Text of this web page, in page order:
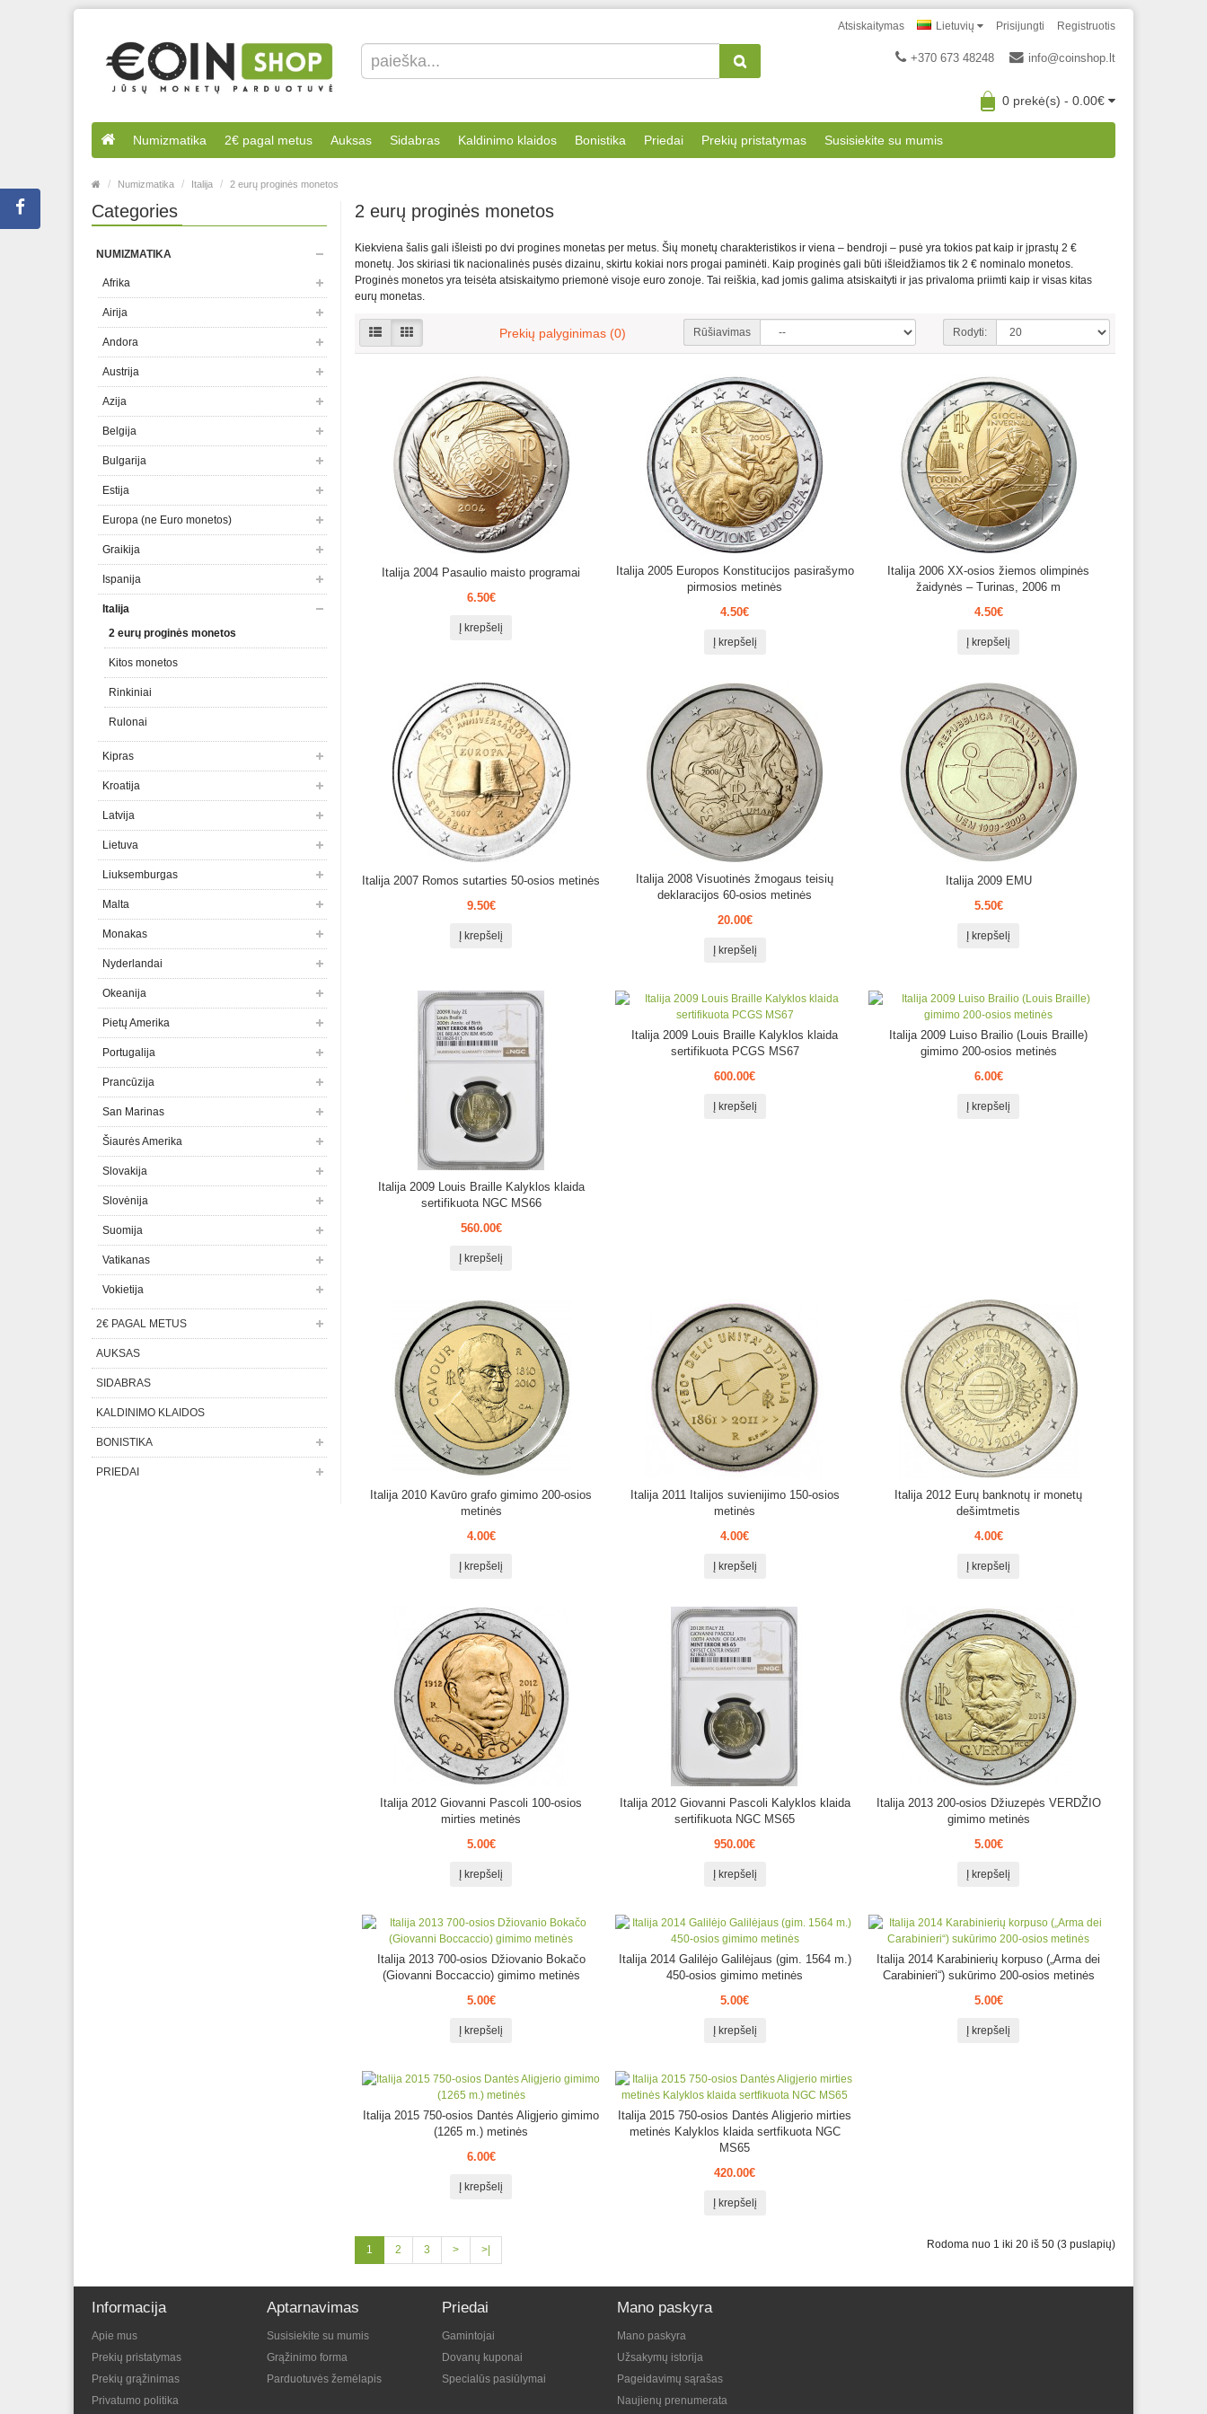
Prisijungti Registruotis
Atsiskaitymas Lietuvių
+370 673 48248 info@coinshop.lt
0 prekė(s) - 0.00€
Numizmatika 2€ pagal metus Auksas Sidabras Kaldinimo klaidos Bonistika Priedai Prekių pristatymas Susisiekite su mumis
Numizmatika Italija 2 eurų proginės monetos
Categories
NUMIZMATIKA
Afrika
Airija
Andora
Austrija
Azija
Belgija
Bulgarija
Estija
Europa (ne Euro monetos)
Graikija
Ispanija
Italija
2 eurų proginės monetos
Kitos monetos
Rinkiniai
Rulonai
Kipras
Kroatija
Latvija
Lietuva
Liuksemburgas
Malta
Monakas
Nyderlandai
Okeanija
Pietų Amerika
Portugalija
Prancūzija
San Marinas
Šiaurės Amerika
Slovakija
Slovėnija
Suomija
Vatikanas
Vokietija
2€ PAGAL METUS
AUKSAS
SIDABRAS
KALDINIMO KLAIDOS
BONISTIKA
PRIEDAI
2 eurų proginės monetos
Kiekviena šalis gali išleisti po dvi progines monetas per metus. Šių monetų charakteristikos ir viena – bendroji – pusė yra tokios pat kaip ir įprastų 2 €
monetų. Jos skiriasi tik nacionalinės pusės dizainu, skirtu kokiai nors progai paminėti. Kaip proginės gali būti išleidžiamos tik 2 € nominalo monetos.
Proginės monetos yra teisėta atsiskaitymo priemonė visoje euro zonoje. Tai reiškia, kad jomis galima atsiskaityti ir jas privaloma priimti kaip ir visas kitas
eurų monetas.
Prekių palyginimas (0) Rūšiavimas Rodyti:
Italija 2004 Pasaulio maisto programai
6.50€
Į krepšelį
Italija 2005 Europos Konstitucijos pasirašymo
pirmosios metinės
4.50€
Į krepšelį
Italija 2006 XX-osios žiemos olimpinės
žaidynės – Turinas, 2006 m
4.50€
Į krepšelį
Italija 2007 Romos sutarties 50-osios metinės
9.50€
Į krepšelį
Italija 2008 Visuotinės žmogaus teisių
deklaracijos 60-osios metinės
20.00€
Į krepšelį
Italija 2009 EMU
5.50€
Į krepšelį
Italija 2009 Louis Braille Kalyklos klaida
sertifikuota NGC MS66
560.00€
Į krepšelį
Italija 2009 Louis Braille Kalyklos klaida
sertifikuota PCGS MS67
600.00€
Į krepšelį
Italija 2009 Luiso Brailio (Louis Braille)
gimimo 200-osios metinės
6.00€
Į krepšelį
Italija 2010 Kavūro grafo gimimo 200-osios
metinės
4.00€
Į krepšelį
Italija 2011 Italijos suvienijimo 150‑osios
metinės
4.00€
Į krepšelį
Italija 2012 Eurų banknotų ir monetų
dešimtmetis
4.00€
Į krepšelį
Italija 2012 Giovanni Pascoli 100-osios
mirties metinės
5.00€
Į krepšelį
Italija 2012 Giovanni Pascoli Kalyklos klaida
sertifikuota NGC MS65
950.00€
Į krepšelį
Italija 2013 200-osios Džiuzepės VERDŽIO
gimimo metinės
5.00€
Į krepšelį
Italija 2013 700-osios Džiovanio Bokačo
(Giovanni Boccaccio) gimimo metinės
5.00€
Į krepšelį
Italija 2014 Galilėjo Galilėjaus (gim. 1564 m.)
450-osios gimimo metinės
5.00€
Į krepšelį
Italija 2014 Karabinierių korpuso („Arma dei
Carabinieri“) sukūrimo 200-osios metinės
5.00€
Į krepšelį
Italija 2015 750-osios Dantės Aligjerio gimimo
(1265 m.) metinės
6.00€
Į krepšelį
Italija 2015 750-osios Dantės Aligjerio mirties
metinės Kalyklos klaida sertfikuota NGC
MS65
420.00€
Į krepšelį
1 2 3 > >| Rodoma nuo 1 iki 20 iš 50 (3 puslapių)
Informacija
Apie mus
Prekių pristatymas
Prekių grąžinimas
Privatumo politika
Aptarnavimas
Susisiekite su mumis
Grąžinimo forma
Parduotuvės žemėlapis
Priedai
Gamintojai
Dovanų kuponai
Specialūs pasiūlymai
Mano paskyra
Mano paskyra
Užsakymų istorija
Pageidavimų sąrašas
Naujienų prenumerata